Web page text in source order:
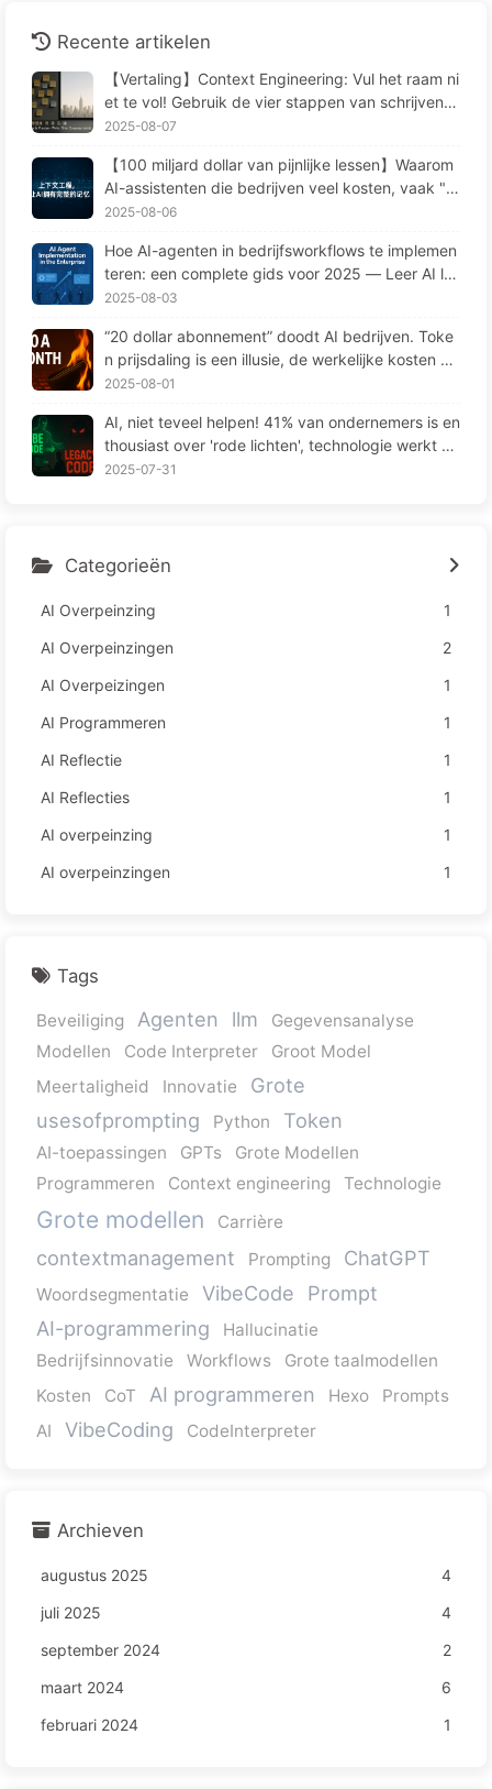
Recente artikelen
【Vertaling】Context Engineering: Vul het raam ni
et te vol! Gebruik de vier stappen van schrijven, f
ilteren, comprimeren en isoleren, houd ruis buiten
2025-08-07
【100 miljard dollar van pijnlijke lessen】Waarom
AI-assistenten die bedrijven veel kosten, vaak "v
ergeten" op cruciale momenten en concurrenten
m leren AI169
2025-08-06
Hoe AI-agenten in bedrijfsworkflows te implemen
teren: een complete gids voor 2025 — Leer AI la
ngzaamaan 166
2025-08-03
“20 dollar abonnement” doodt AI bedrijven. Toke
n prijsdaling is een illusie, de werkelijke kosten va
n AI zijn jouw hebzucht — Leer langzaam AI164
2025-08-01
AI, niet teveel helpen! 41% van ondernemers is en
thousiast over 'rode lichten', technologie werkt ni
et en medewerkers lijden meer – Leren over AI16
2025-07-31
Categorieën
AI Overpeinzing
1
AI Overpeinzingen
2
AI Overpeizingen
1
AI Programmeren
1
AI Reflectie
1
AI Reflecties
1
AI overpeinzing
1
AI overpeinzingen
1
Tags
Beveiliging Agenten llm
Gegevensanalyse
Modellen
Code Interpreter
Groot Model
Meertaligheid
Innovatie
Grote
usesofprompting
Python Token
AI-toepassingen GPTs
Grote Modellen
Programmeren
Context engineering Technologie
Grote modellen Carrière
contextmanagement Prompting ChatGPT
Woordsegmentatie VibeCode
Prompt
AI-programmering
Hallucinatie
Bedrijfsinnovatie
Workflows
Grote taalmodellen
Kosten
CoT AI programmeren Hexo
Prompts
AI
VibeCoding CodeInterpreter
Archieven
augustus 2025
4
juli 2025
4
september 2024
2
maart 2024
6
februari 2024
1